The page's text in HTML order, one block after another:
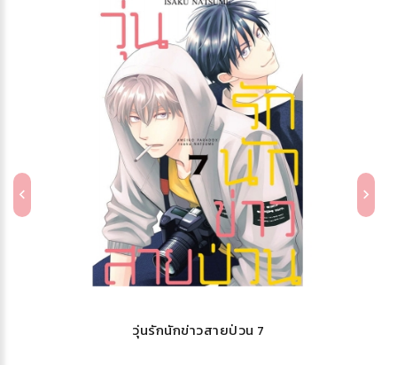
วุ่นรักนักข่าวสายป่วน 7